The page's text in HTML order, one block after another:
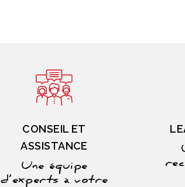
CONSEIL ET
ASSISTANCE
Une équipe
d’experts à votre